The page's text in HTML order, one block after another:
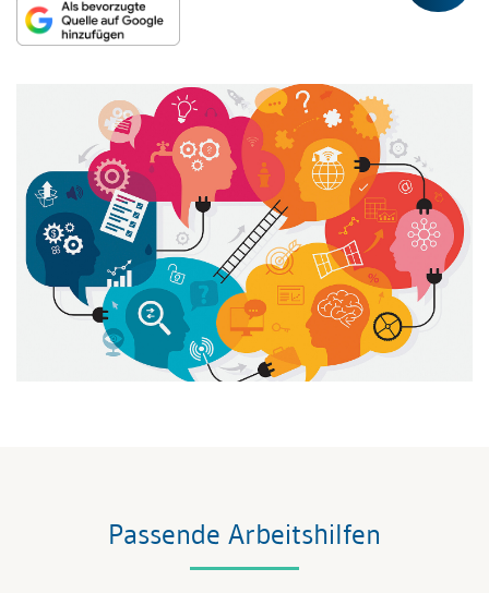
Passende Arbeitshilfen